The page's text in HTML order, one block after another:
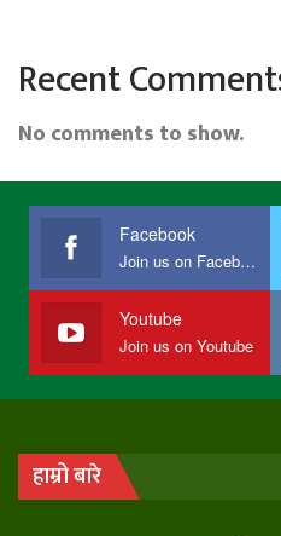
Recent
No comments to show.
Facebook
Join us on Facebook
Youtube
Join us on Youtube
हाम्रो बारे